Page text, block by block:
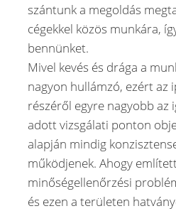
szántunk a megoldás
cégekkel közös munkára,
bennünket.
Mivel kevés és drága a
nagyon hullámzó, ezért az
részéről egyre nagyobb az
adott vizsgálati ponton
alapján mindig
működjenek. Ahogy
minőségellenőrzési
és ezen a területen